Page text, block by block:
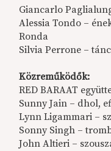
Giancarlo
Alessia Tondo –­
Ronda
Silvia Perrone – tánc
Közreműködők:
RED BARAAT
Sunny Jain ­– dhol,
Lynn Ligammari –
Sonny Singh –
John Altieri –